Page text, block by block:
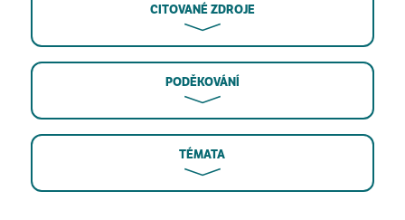
CITOVANÉ ZDROJE
PODĚKOVÁNÍ
TÉMATA